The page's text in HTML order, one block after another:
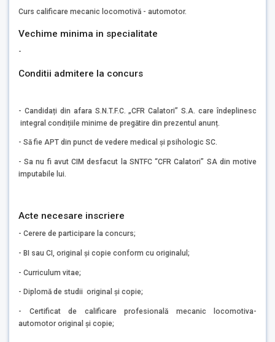
Curs calificare mecanic locomotivă - automotor.
Vechime minima in specialitate
-
Conditii admitere la concurs
- Candidați din afara S.N.T.F.C. „CFR Calatori” S.A. care îndeplinesc
integral condițiile minime de pregătire din prezentul anunț.
- Să fie APT din punct de vedere medical și psihologic SC.
- Sa nu fi avut CIM desfacut la SNTFC “CFR Calatori” SA din motive
imputabile lui.
Acte necesare inscriere
- Cerere de participare la concurs;
- BI sau CI, original și copie conform cu originalul;
- Curriculum vitae;
- Diplomă de studii original și copie;
- Certificat de calificare profesională mecanic locomotiva-
automotor original și copie;